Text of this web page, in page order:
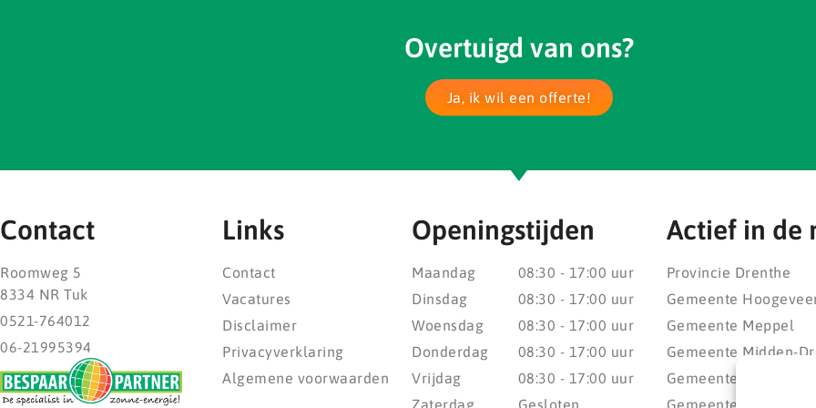
Overtuigd van ons?
Ja, ik wil een offerte!
Contact
Roomweg 5
8334 NR Tuk
0521-764012
06-21995394
Links
Contact
Vacatures
Disclaimer
Privacyverklaring
Algemene voorwaarden
Openingstijden
Maandag
Dinsdag
Woensdag
Donderdag
Vrijdag
Zaterdag
08:30 - 17:00 uur
08:30 - 17:00 uur
08:30 - 17:00 uur
08:30 - 17:00 uur
08:30 - 17:00 uur
Gesloten
Actief in de
Provincie Drenthe
Gemeente
Gemeente Meppel
Gemeente Midden-
Gemeente
Gemeente